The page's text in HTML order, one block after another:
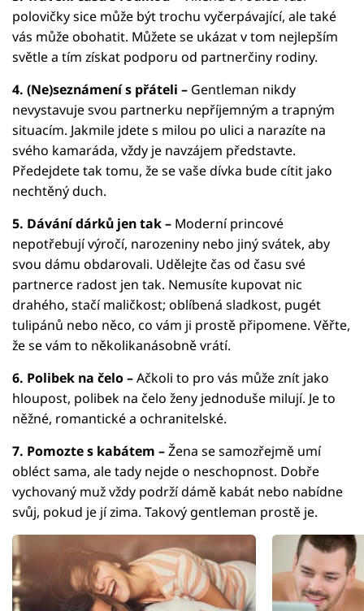
polovičky sice může být trochu vyčerpávající, ale také
vás může obohatit. Můžete se ukázat v tom nejlepším
světle a tím získat podporu od partnerčiny rodiny.
4. (Ne)seznámení s přáteli – Gentleman nikdy
nevystavuje svou partnerku nepříjemným a trapným
situacím. Jakmile jdete s milou po ulici a narazíte na
svého kamaráda, vždy je navzájem představte.
Předejdete tak tomu, že se vaše dívka bude cítit jako
nechtěný duch.
5. Dávání dárků jen tak – Moderní princové
nepotřebují výročí, narozeniny nebo jiný svátek, aby
svou dámu obdarovali. Udělejte čas od času své
partnerce radost jen tak. Nemusíte kupovat nic
drahého, stačí maličkost; oblíbená sladkost, pugét
tulipánů nebo něco, co vám ji prostě připomene. Věřte,
že se vám to několikanásobně vrátí.
6. Polibek na čelo –Ačkoli to pro vás může znít jako
hloupost, polibek na čelo ženy jednoduše milují. Je to
něžné, romantické a ochranitelské.
7. Pomozte s kabátem –Žena se samozřejmě umí
obléct sama, ale tady nejde o neschopnost. Dobře
vychovaný muž vždy podrží dámě kabát nebo nabídne
svůj, pokud je jí zima. Takový gentleman prostě je.